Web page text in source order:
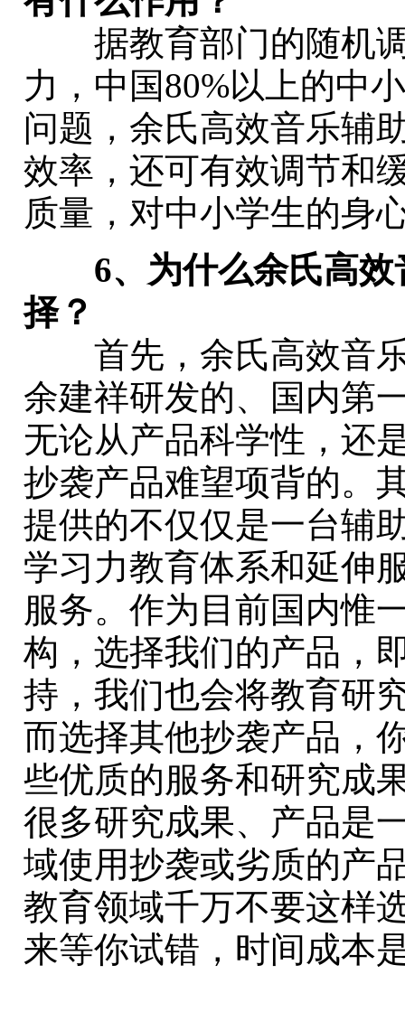
据教育部门的随机调
力，中国80%以上的中
问题，余氏高效音乐辅
效率，还可有效调节和
质量，对中小学生的身
6、为什么余氏高
择？
首先，余氏高效音乐
余建祥研发的、国内第
无论从产品科学性，还
抄袭产品难望项背的。
提供的不仅仅是一台辅
学习力教育体系和延伸
服务。作为目前国内惟
构，选择我们的产品，
持，我们也会将教育研
而选择其他抄袭产品，
些优质的服务和研究成
很多研究成果、产品是
域使用抄袭或劣质的产
教育领域千万不要这样
来等你试错，时间成本